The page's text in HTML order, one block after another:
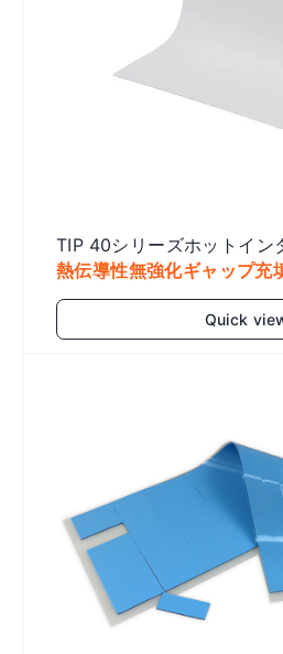
TIP 40シリーズホットイン
熱伝導性無強化ギャップ充
Quick